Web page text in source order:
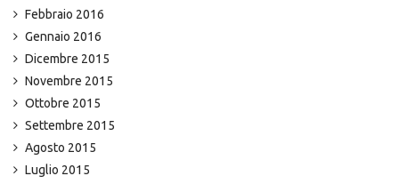
Febbraio 2016
Gennaio 2016
Dicembre 2015
Novembre 2015
Ottobre 2015
Settembre 2015
Agosto 2015
Luglio 2015